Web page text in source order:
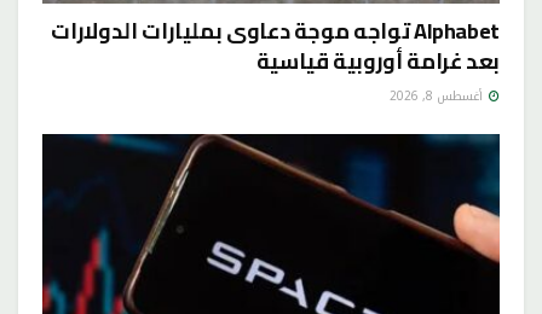
Alphabet تواجه موجة دعاوى بمليارات الدولارات
بعد غرامة أوروبية قياسية
أغسطس 8, 2026